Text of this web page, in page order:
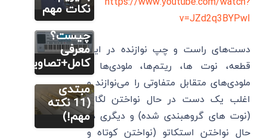
v=JZd2q3BYPwI
دست‌های راست و چپ نوازنده در این
قطعه، نوت ها، ریتم‌ها، ملودی‌ها و
ملودی‌های متقابل متفاوتی را می‌نوازند و
اغلب یک دست در حال نواختن لگاتو
(نوت های گروهبندی شده) و دیگری در
حال نواختن استکاتو (نواختن کوتاه و
نکات مهم
کیبورد
ساز کیبورد
چیست؟
معرفی
کامل+تصاویر
آموزش
تصویری
طرز
نواختن
کیبورد
برای افراد
مبتدی
(11 نکته
مهم!)